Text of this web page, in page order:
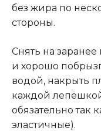
без жира по
стороны.
Снять на
и хорошо
водой, накрыть
каждой
обязательно так
эластичные).